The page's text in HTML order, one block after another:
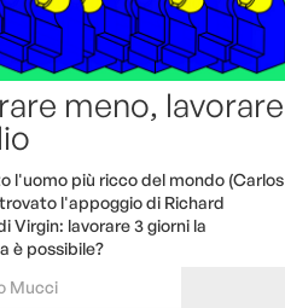
meno, lavorare
l'uomo più ricco del mondo (Carlos
l'appoggio di Richard
Virgin: lavorare 3 giorni la
è possibile?
Mucci